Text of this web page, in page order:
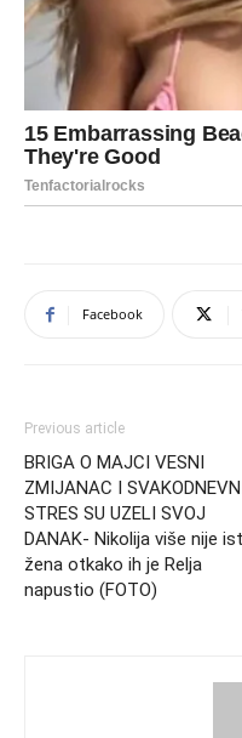
Facebook
Previous article
BRIGA O MAJCI VESNI
ZMIJANAC I
STRES SU UZELI SVOJ
DANAK- Nikolija više nije
žena otkako ih je Relja
napustio (FOTO)